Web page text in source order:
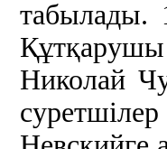
табылады.
Николай